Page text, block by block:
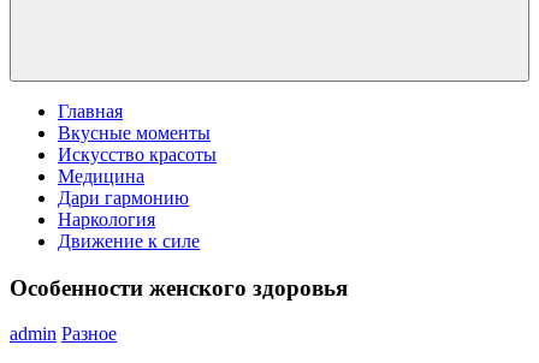
Главная
Вкусные моменты
Искусство красоты
Медицина
Дари гармонию
Наркология
Движение к силе
Особенности женского здоровья
admin Разное